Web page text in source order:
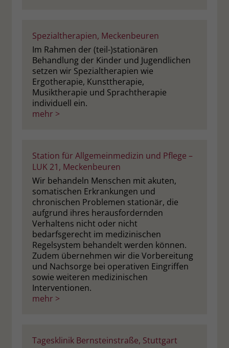
Spezialtherapien, Meckenbeuren
Im Rahmen der (teil-)stationären
Behandlung der Kinder und Jugendlichen
setzen wir Spezialtherapien wie
Ergotherapie, Kunsttherapie,
Musiktherapie und Sprachtherapie
individuell ein.
mehr >
Station für Allgemeinmedizin und Pflege –
LUK 21, Meckenbeuren
Wir behandeln Menschen mit akuten,
somatischen Erkrankungen und
chronischen Problemen stationär, die
aufgrund ihres herausfordernden
Verhaltens nicht oder nicht
bedarfsgerecht im medizinischen
Regelsystem behandelt werden können.
Zudem übernehmen wir die Vorbereitung
und Nachsorge bei operativen Eingriffen
sowie weiteren medizinischen
Interventionen.
mehr >
Tagesklinik Bernsteinstraße, Stuttgart